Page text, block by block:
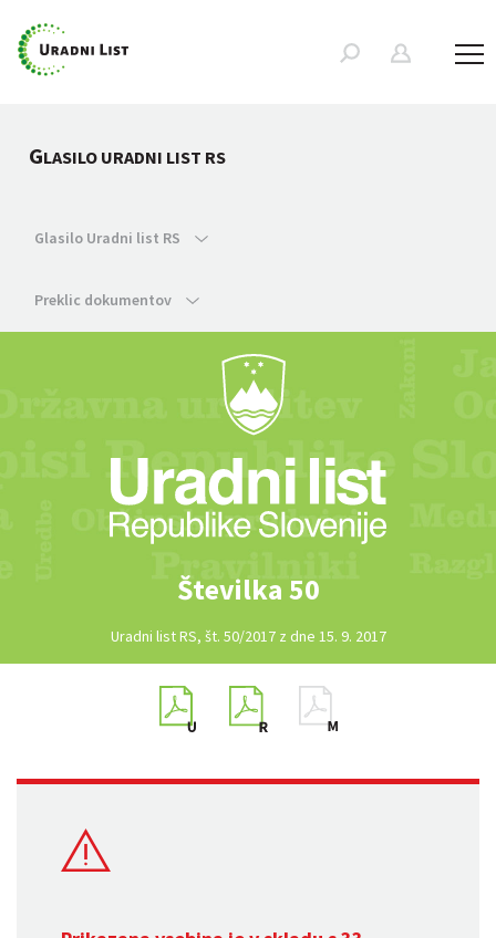
GLASILO URADNI LIST RS
Glasilo Uradni list RS
Preklic dokumentov
Številka 50
Uradni list RS, št. 50/2017 z dne 15. 9. 2017